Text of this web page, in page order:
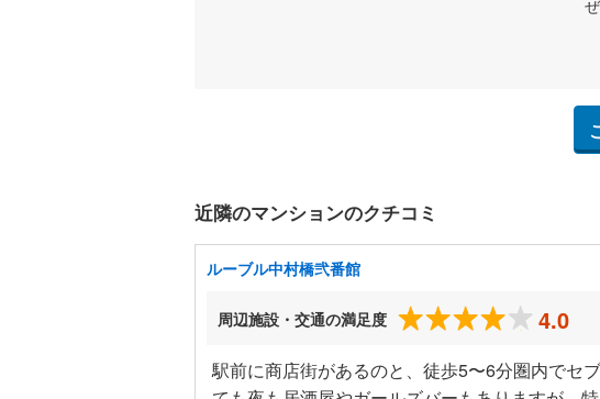
近隣のマンションのクチコミ
ルーブル中村橋弐番館
周辺施設・交通の満足度 4.0
駅前に商店街があるのと、徒歩5〜6分圏内でセ